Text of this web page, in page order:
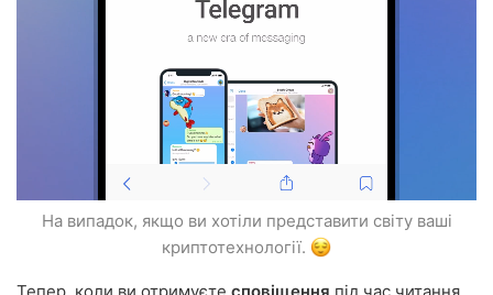
На випадок, якщо ви хотіли представити світу ваші
криптотехнології.